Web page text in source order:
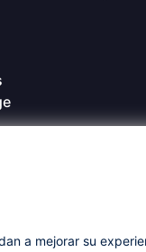
Progress Software
All Rights
Software Corporation and/
a mejorar su